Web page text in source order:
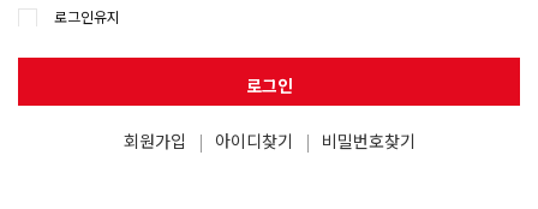
로그인유지
로그인
회원가입 아이디찾기 비밀번호찾기